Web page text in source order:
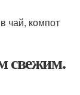
чай, компот
свежим.